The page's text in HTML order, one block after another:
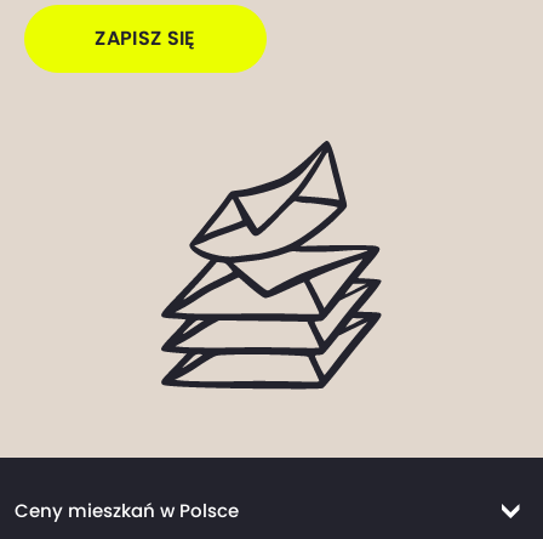
ZAPISZ SIĘ
Ceny mieszkań w Polsce